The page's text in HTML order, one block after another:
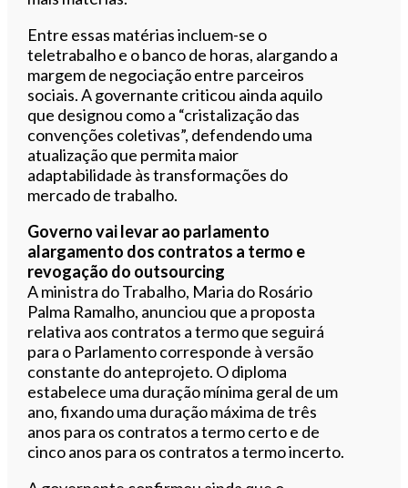
Entre essas matérias incluem-se o
teletrabalho e o banco de horas, alargando a
margem de negociação entre parceiros
sociais. A governante criticou ainda aquilo
que designou como a “cristalização das
convenções coletivas”, defendendo uma
atualização que permita maior
adaptabilidade às transformações do
mercado de trabalho.
Governo vai levar ao parlamento
alargamento dos contratos a termo e
revogação do outsourcing
A ministra do Trabalho, Maria do Rosário
Palma Ramalho, anunciou que a proposta
relativa aos contratos a termo que seguirá
para o Parlamento corresponde à versão
constante do anteprojeto. O diploma
estabelece uma duração mínima geral de um
ano, fixando uma duração máxima de três
anos para os contratos a termo certo e de
cinco anos para os contratos a termo incerto.